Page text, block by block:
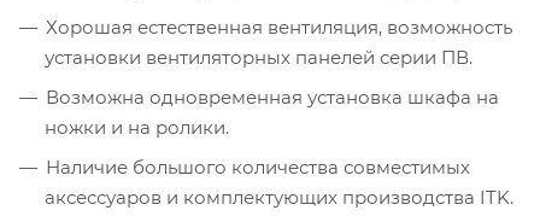
Хорошая естественная вентиляция, возможность
установки вентиляторных панелей серии ПВ.
Возможна одновременная установка шкафа на
ножки и на ролики.
Наличие большого количества совместимых
аксессуаров и комплектующих производства ITK.